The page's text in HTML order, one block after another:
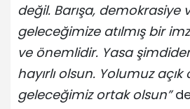
değil. Barışa, demokrasiye
geleceğimize atılmış bir
ve önemlidir. Yasa
hayırlı olsun. Yolumuz açık
geleceğimiz ortak olsun”